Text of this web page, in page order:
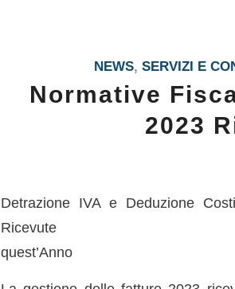
NEWS, SERVIZI E
Normative
2023
Detrazione IVA e Deduzione
Ricevute
quest’Anno